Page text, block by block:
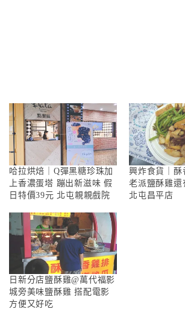
哈拉烘焙｜Q彈黑糖珍珠加
上香濃蛋塔 蹦出新滋味 假
日特價39元 北屯親親戲院
興炸食貨｜酥
老派鹽酥雞還
北屯昌平店
日新分店鹽酥雞@萬代福影
城旁美味鹽酥雞 搭配電影
方便又好吃